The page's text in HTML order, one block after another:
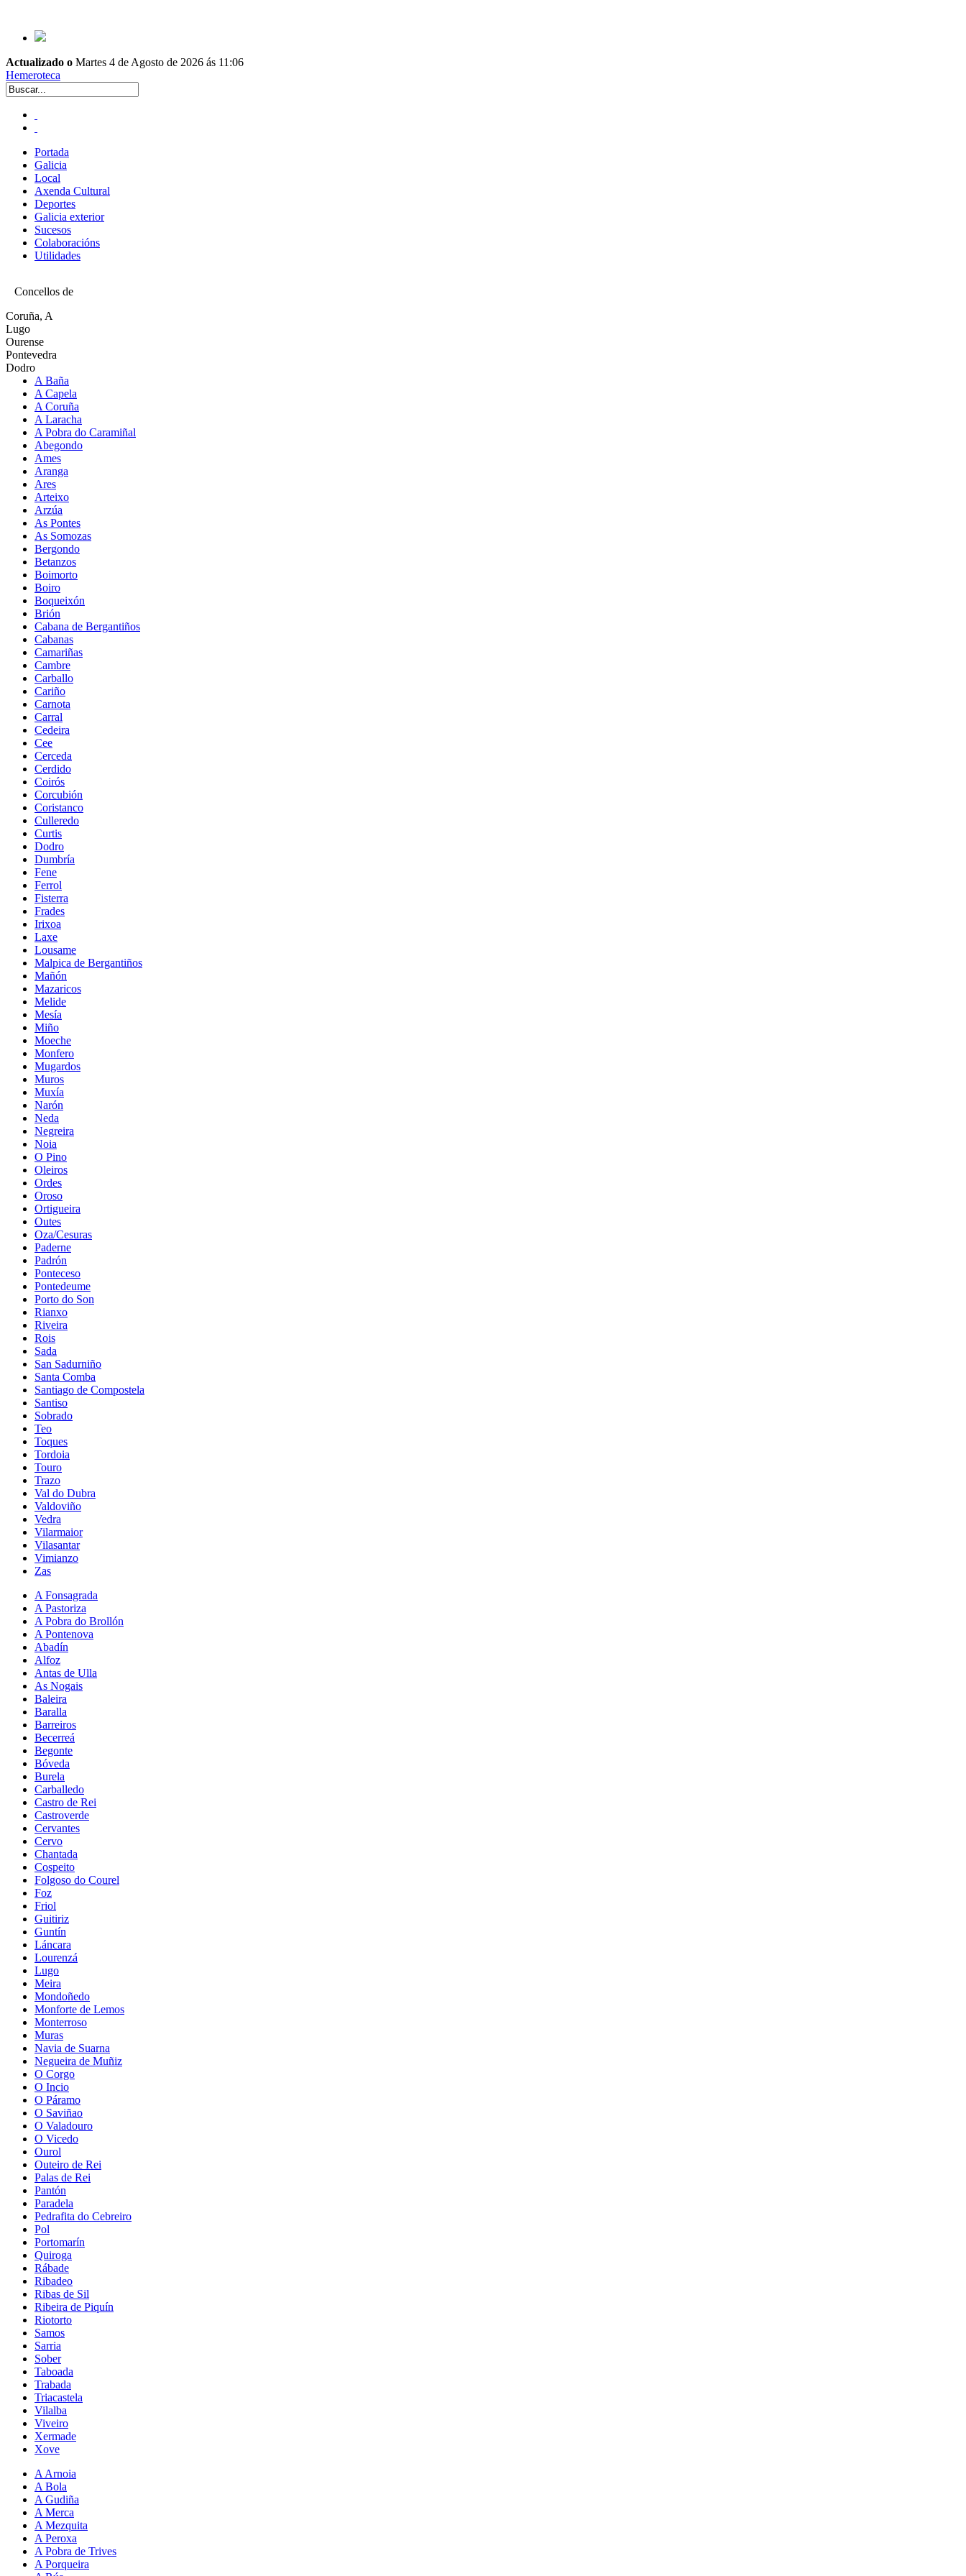
Actualizado o Martes 4 de Agosto de 2026 ás 11:06
Hemeroteca
Portada
Galicia
Local
Axenda Cultural
Deportes
Galicia exterior
Sucesos
Colaboracións
Utilidades
Concellos de
Coruña, A
Lugo
Ourense
Pontevedra
Dodro
A Baña
A Capela
A Coruña
A Laracha
A Pobra do Caramiñal
Abegondo
Ames
Aranga
Ares
Arteixo
Arzúa
As Pontes
As Somozas
Bergondo
Betanzos
Boimorto
Boiro
Boqueixón
Brión
Cabana de Bergantiños
Cabanas
Camariñas
Cambre
Carballo
Cariño
Carnota
Carral
Cedeira
Cee
Cerceda
Cerdido
Coirós
Corcubión
Coristanco
Culleredo
Curtis
Dodro
Dumbría
Fene
Ferrol
Fisterra
Frades
Irixoa
Laxe
Lousame
Malpica de Bergantiños
Mañón
Mazaricos
Melide
Mesía
Miño
Moeche
Monfero
Mugardos
Muros
Muxía
Narón
Neda
Negreira
Noia
O Pino
Oleiros
Ordes
Oroso
Ortigueira
Outes
Oza/Cesuras
Paderne
Padrón
Ponteceso
Pontedeume
Porto do Son
Rianxo
Riveira
Rois
Sada
San Sadurniño
Santa Comba
Santiago de Compostela
Santiso
Sobrado
Teo
Toques
Tordoia
Touro
Trazo
Val do Dubra
Valdoviño
Vedra
Vilarmaior
Vilasantar
Vimianzo
Zas
A Fonsagrada
A Pastoriza
A Pobra do Brollón
A Pontenova
Abadín
Alfoz
Antas de Ulla
As Nogais
Baleira
Baralla
Barreiros
Becerreá
Begonte
Bóveda
Burela
Carballedo
Castro de Rei
Castroverde
Cervantes
Cervo
Chantada
Cospeito
Folgoso do Courel
Foz
Friol
Guitiriz
Guntín
Láncara
Lourenzá
Lugo
Meira
Mondoñedo
Monforte de Lemos
Monterroso
Muras
Navia de Suarna
Negueira de Muñiz
O Corgo
O Incio
O Páramo
O Saviñao
O Valadouro
O Vicedo
Ourol
Outeiro de Rei
Palas de Rei
Pantón
Paradela
Pedrafita do Cebreiro
Pol
Portomarín
Quiroga
Rábade
Ribadeo
Ribas de Sil
Ribeira de Piquín
Riotorto
Samos
Sarria
Sober
Taboada
Trabada
Triacastela
Vilalba
Viveiro
Xermade
Xove
A Arnoia
A Bola
A Gudiña
A Merca
A Mezquita
A Peroxa
A Pobra de Trives
A Porqueira